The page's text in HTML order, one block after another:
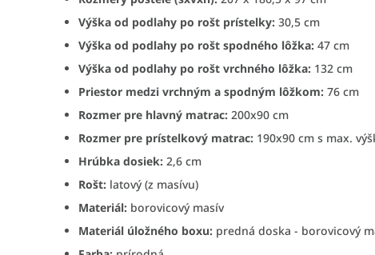
Výška od podlahy po rošt prístelky: 30,5 cm
Výška od podlahy po rošt spodného lôžka: 47 cm
Výška od podlahy po rošt vrchného lôžka: 132 cm
Priestor medzi vrchným a spodným lôžkom: 76 cm
Rozmer pre hlavný matrac: 200x90 cm
Rozmer pre prístelkový matrac: 190x90 cm s max.
Hrúbka dosiek: 2,6 cm
Rošt: latový (z masívu)
Materiál: borovicový masív
Materiál úložného boxu: predná doska - borovicový